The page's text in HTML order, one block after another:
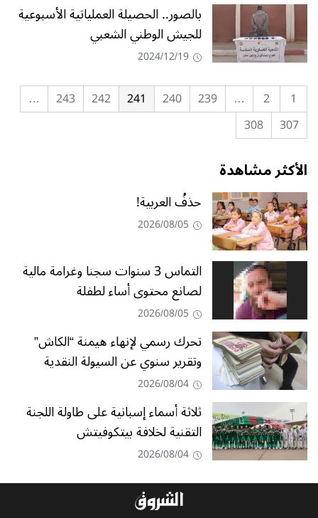
بالصور.. الحصيلة العملياتية الأسبوعية
للجيش الوطني الشعبي
2024/12/19
1
2
…
239
240
241
242
243
…
307
308
الأكثر مشاهدة
حذفُ العربية!
2026/08/05
التماس 3 سنوات سجنا وغرامة مالية
لصانع محتوى أساء لطفلة
2026/08/05
تحرك رسمي لإنهاء هيمنة “الكاش”
وتقرير سنوي عن السيولة النقدية
2026/08/04
ثلاثة أسماء إسبانية على طاولة اللجنة
التقنية لخلافة بيتكوفيتش
2026/08/04